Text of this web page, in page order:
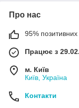
Про нас
95% позитивних
Працює з
м. Київ
Київ, Україна
Контакти